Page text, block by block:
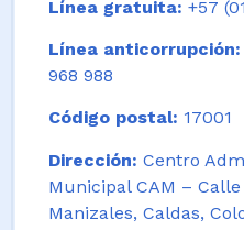
Línea gratuita: +57
Línea anticorrupción:
968 988
Código postal: 17001
Dirección: Centro
Municipal CAM – Calle
Manizales, Caldas,